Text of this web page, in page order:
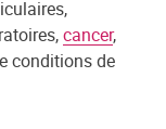
cancer,
conditions de